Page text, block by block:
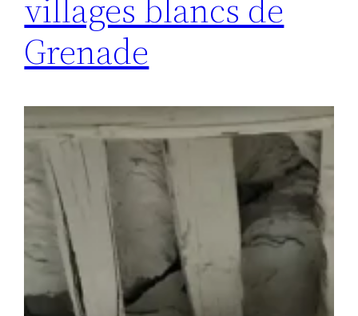
villages blancs de
Grenade